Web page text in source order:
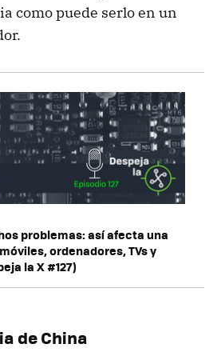
como puede serlo en un
problemas: así afecta una
ordenadores, TVs y
la X #127)
de China